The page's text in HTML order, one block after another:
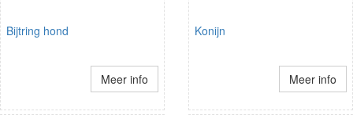
Bijtring hond
Meer info
Konijn
Meer info